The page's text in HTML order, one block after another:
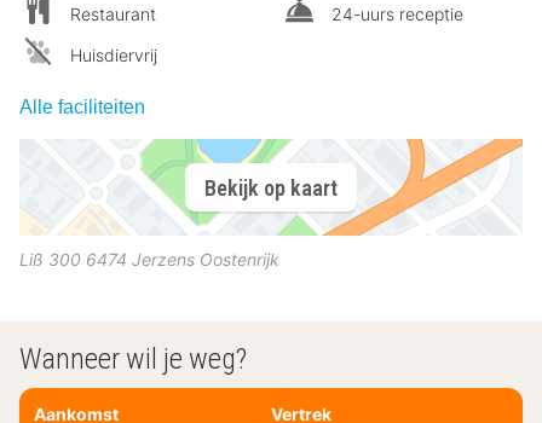
Restaurant
Huisdiervrij
24-uurs receptie
Alle faciliteiten
Bekijk op kaart
Liß 300 6474 Jerzens Oostenrijk
Wanneer wil je weg?
Aankomst Vertrek